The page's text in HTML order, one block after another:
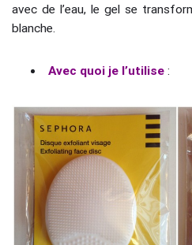
avec de l’eau, le gel se
blanche.
Avec quoi je l’utilise :